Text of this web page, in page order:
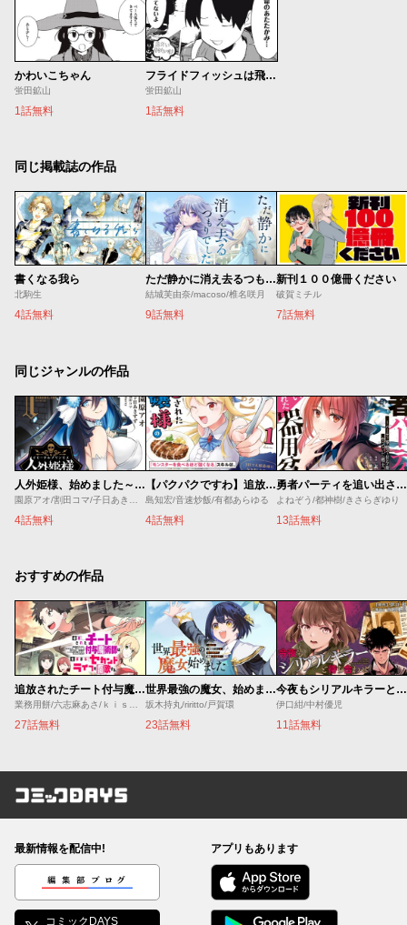
かわいこちゃん
蛍田鉱山
1話無料
フライドフィッシュは飛ぶフィッシュ
蛍田鉱山
1話無料
同じ掲載誌の作品
書くなる我ら
北駒生
4話無料
ただ静かに消え去るつもりでした
結城芙由奈/macoso/椎名咲月
9話無料
新刊１００億冊ください
破賀ミチル
7話無料
同じジャンルの作品
人外姫様、始めました～Ｆｒｅｅ Ｌｉｆｅ Ｆａｎｔａｓｙ Ｏｎｌｉｎｅ～
4話無料
【パクパクですわ】追放されたお嬢様の『モンスターを食べるほど強くなる』スキルは、１食で１レベルアップする前代未聞の最強スキルでした。３日で人類最強になりましたわ～！
島知宏/音速炒飯/有都あらゆる
4話無料
勇者パーティを追い出された器用貧乏 ～パーティ事情で付与術士をやっていた剣士、万能へと至る～
よねぞう/都神樹/きさらぎゆり
13話無料
おすすめの作品
追放されたチート付与魔術師は気ままなセカンドライフを謳歌する。 ～俺は武器だけじゃなく、あらゆるものに『強化ポイント』を付与できるし、俺の意思でいつでも効果を解除できるけど、残った人たち大丈夫？～
27話無料
世界最強の魔女、始めました ～私だけ『攻略サイト』を見れる世界で自由に生きます～
坂木持丸/riritto/戸賀環
23話無料
今夜もシリアルキラーと待ち合わせ
伊口紺/中村優児
11話無料
コミックDAYS
最新情報を配信中!
編集部ブログ
コミックDAYS
アプリもあります